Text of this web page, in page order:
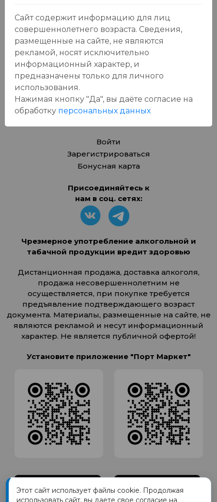
О компании
Адреса магазинов
Вакансии
Новости
Бонусная карта
Контакты
Войти
Зарегистрироваться
Бонусная карта
Присоединяйтесь к
нам в соц. сетях:
Чрезмерное употребление алкогольной и
табачной продукции вредит здоровью
Дистанционная продажа, доставка алкоголя,
продажа несовершеннолетним не
осуществляется, при покупке требуется
предъявление подтверждающего возраст
документа. Материалы, размещенные на сайте, не
являются рекламой и несут информационный
характер. Не является публичной офертой!
Установите приложение "Порт Маркет"
Сайт содержит информацию для лиц
совершеннолетнего возраста. Сведения,
размещенные на сайте, не являются
рекламой, носят исключительно
информационный характер, и
предназначены только для личного
использования.
Нажимая кнопку "Да", вы даёте cогласие на
обработку персональных данных
Этот сайт использует файлы cookie. Продолжая
использовать сайт, вы даете свое согласие на